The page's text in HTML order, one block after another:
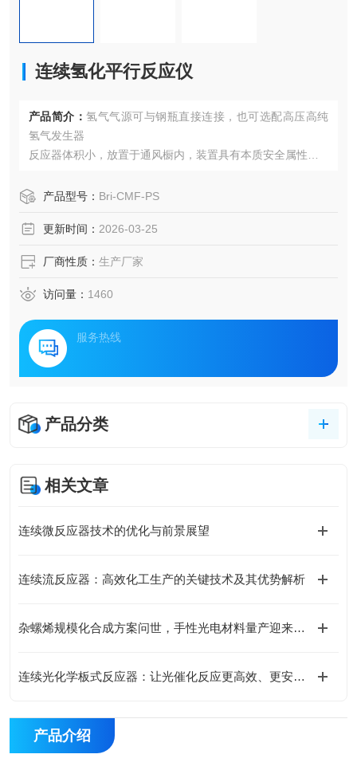
连续氢化平行反应仪
产品简介： 氢气气源可与钢瓶直接连接，也可选配高压高纯
氢气发生器
反应器体积小，放置于通风橱内，装置具有本质安全属性
应用
参数进行筛选
产品型号： Bri-CMF-PS
更新时间： 2026-03-25
厂商性质： 生产厂家
访问量： 1460
服务热线
产品分类
相关文章
连续微反应器技术的优化与前景展望
连续流反应器：高效化工生产的关键技术及其优势解析
杂螺烯规模化合成方案问世，手性光电材料量产迎来新思路
连续光化学板式反应器：让光催化反应更高效、更安全、更可控
产品介绍